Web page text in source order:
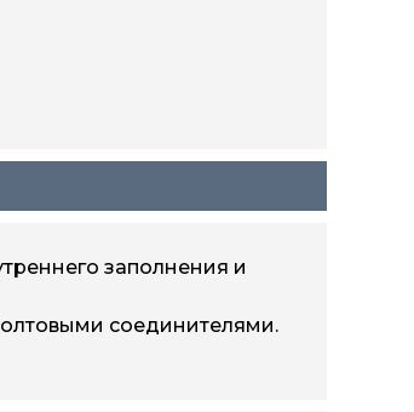
заполнения и
соединителями.